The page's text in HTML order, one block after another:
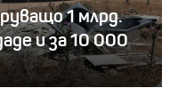
1 млрд.
и за 10 000